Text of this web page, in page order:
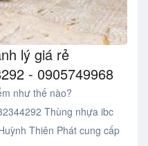
lý giá rẻ
- 0905749968
như thế nào?
Thùng nhựa ibc
Thiên Phát cung cấp